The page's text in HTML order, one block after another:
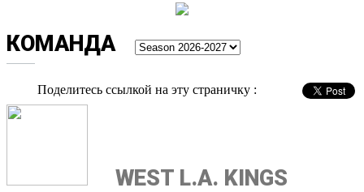
КОМАНДА
Поделитесь ссылкой на эту страничку :
WEST L.A. KINGS